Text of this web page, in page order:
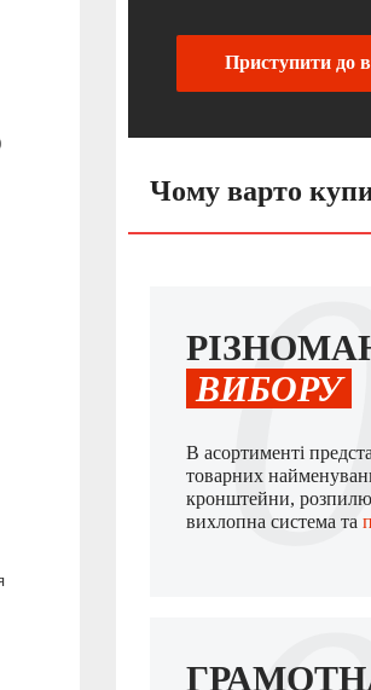
Приступити до
Чому варто
ВИБОРУ
В асортименті
товарних
кронштейни,
вихлопна система та